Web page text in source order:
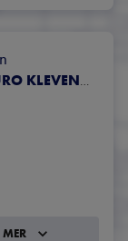
KLEVEN HAGEN
MER